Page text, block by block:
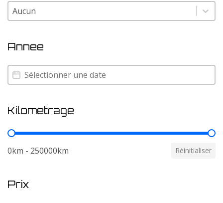
Couleur
Couleur
Annee
Annee
Annee
Kilometrage
Kilometrage
0km - 250000km Réinitialiser
Prix